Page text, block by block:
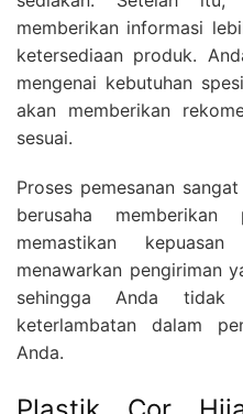
memberikan informasi
ketersediaan produk.
mengenai kebutuhan
akan memberikan
sesuai.
Proses pemesanan
berusaha
memastikan
menawarkan pengiriman
sehingga Anda tidak
keterlambatan dalam
Anda.